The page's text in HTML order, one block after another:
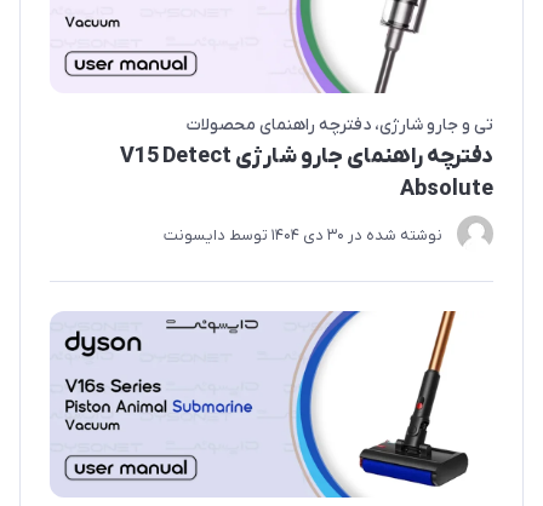
تی و جارو شارژی دفترچه راهنمای محصولات
دفترچه راهنمای جارو شارژی V15 Detect
Absolute
نوشته شده در 30 دی 1404 توسط دایسونت